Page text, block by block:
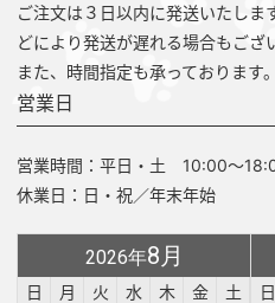
ご注文は３日以内に発送いたしま
どにより発送が遅れる場合もござ
また、時間指定も承っております。
営業日
営業時間：平日・土 10:00～
休業日：日・祝／年末年始
2026年8月
日 月 火 水 木 金 土 日